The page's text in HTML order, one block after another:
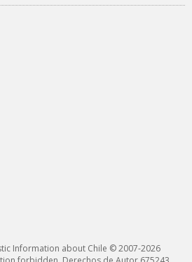
Information about Chile © 2007-2026